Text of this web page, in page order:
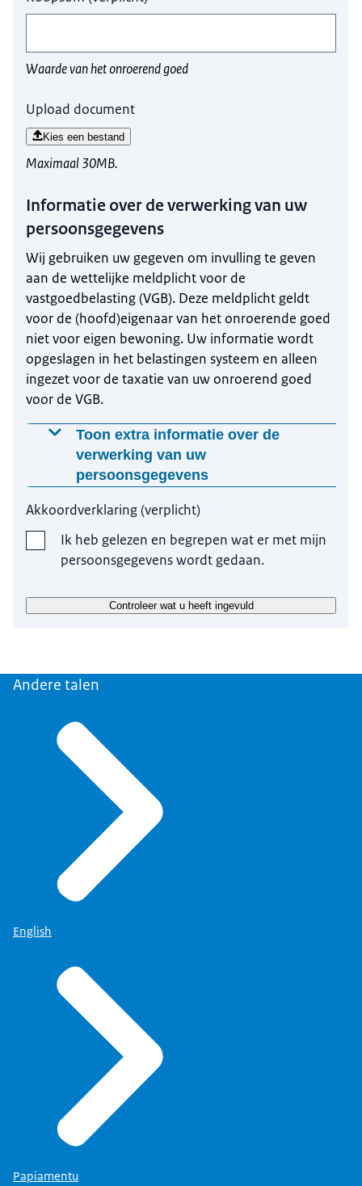
Waarde van het onroerend goed
Upload document
Kies een bestand
Maximaal 30MB.
Informatie over de verwerking van uw
persoonsgegevens
Wij gebruiken uw gegeven om invulling te geven
aan de wettelijke meldplicht voor de
vastgoedbelasting (VGB). Deze meldplicht geldt
voor de (hoofd)eigenaar van het onroerende goed
niet voor eigen bewoning. Uw informatie wordt
opgeslagen in het belastingen systeem en alleen
ingezet voor de taxatie van uw onroerend goed
voor de VGB.
Toon extra informatie over de
verwerking van uw
persoonsgegevens
VGB om mutaties vastgoed (aankoop, wijzigingen
en geen aanslag gekregen) door te geven.
Op welke manier worden uw gegevens verwerkt?
uw vastgoed als grondslag voor de VGB.
Deze informatie wordt na 10 jaar vernietigd.
Wat zijn uw rechten?
Meer informatie over uw rechten vindt u op de
'Privacy' (link opent in nieuw tabblad)
Akkoordverklaring(verplicht)
Ik heb gelezen en begrepen wat er met mijn
persoonsgegevens wordt gedaan.
Controleer wat u heeft ingevuld
Andere talen
English
Papiamentu